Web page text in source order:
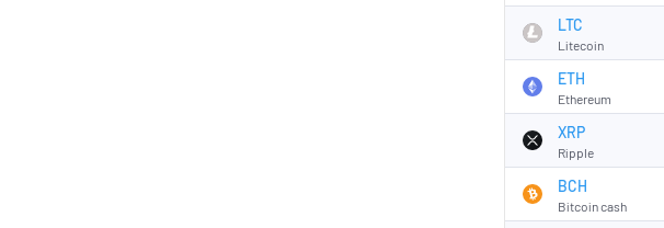
LTC
Litecoin
ETH
Ethereum
XRP
Ripple
BCH
Bitcoin cash